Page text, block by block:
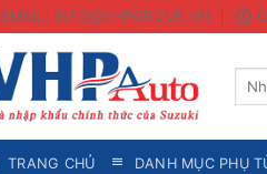
EMAIL: INFO@VHPGROUP.VN
TRANG CHỦ DANH MỤC PHỤ